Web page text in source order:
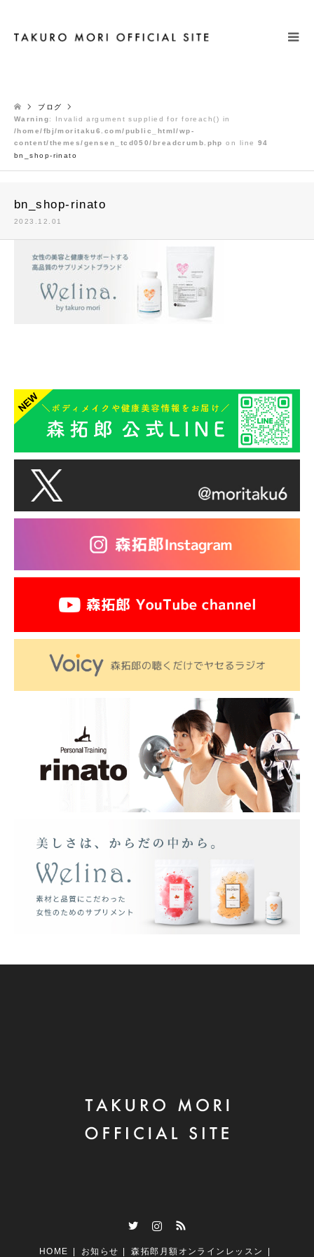
ブログ
Warning: Invalid argument supplied for foreach() in
/home/fbj/moritaku6.com/public_html/wp-
content/themes/gensen_tcd050/breadcrumb.php on line 94
bn_shop-rinato
bn_shop-rinato
2023.12.01
HOME お知らせ 森拓郎月額オンラインレッスン